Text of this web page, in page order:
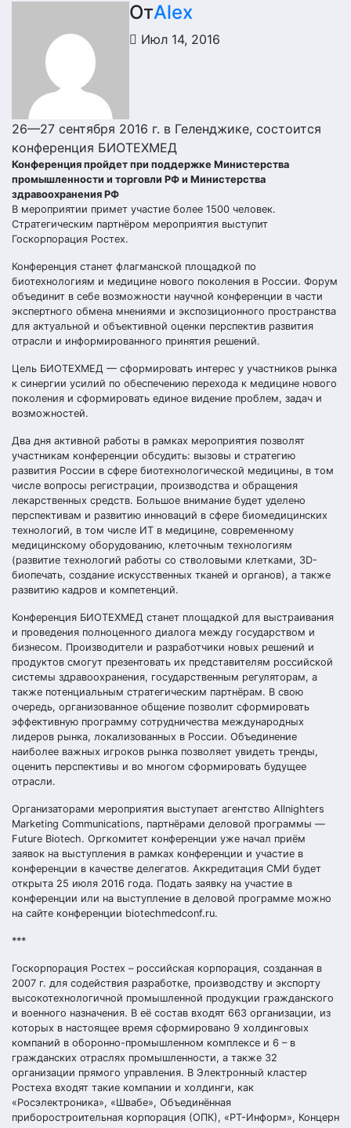
ОтAlex
Июл 14, 2016
26—27 сентября 2016 г. в Геленджике, состоится
конференция БИОТЕХМЕД
Конференция пройдет при поддержке Министерства
промышленности и торговли РФ и Министерства
здравоохранения РФ
В мероприятии примет участие более 1500 человек.
Стратегическим партнёром мероприятия выступит
Госкорпорация Ростех.
Конференция станет флагманской площадкой по
биотехнологиям и медицине нового поколения в России. Форум
объединит в себе возможности научной конференции в части
экспертного обмена мнениями и экспозиционного пространства
для актуальной и объективной оценки перспектив развития
отрасли и информированного принятия решений.
Цель БИОТЕХМЕД — сформировать интерес у участников рынка
к синергии усилий по обеспечению перехода к медицине нового
поколения и сформировать единое видение проблем, задач и
возможностей.
Два дня активной работы в рамках мероприятия позволят
участникам конференции обсудить: вызовы и стратегию
развития России в сфере биотехнологической медицины, в том
числе вопросы регистрации, производства и обращения
лекарственных средств. Большое внимание будет уделено
перспективам и развитию инноваций в сфере биомедицинских
технологий, в том числе ИТ в медицине, современному
медицинскому оборудованию, клеточным технологиям
(развитие технологий работы со стволовыми клетками, 3D-
биопечать, создание искусственных тканей и органов), а также
развитию кадров и компетенций.
Конференция БИОТЕХМЕД станет площадкой для выстраивания
и проведения полноценного диалога между государством и
бизнесом. Производители и разработчики новых решений и
продуктов смогут презентовать их представителям российской
системы здравоохранения, государственным регуляторам, а
также потенциальным стратегическим партнёрам. В свою
очередь, организованное общение позволит сформировать
эффективную программу сотрудничества международных
лидеров рынка, локализованных в России. Объединение
наиболее важных игроков рынка позволяет увидеть тренды,
оценить перспективы и во многом сформировать будущее
отрасли.
Организаторами мероприятия выступает агентство Allnighters
Marketing Communications, партнёрами деловой программы —
Future Biotech. Оргкомитет конференции уже начал приём
заявок на выступления в рамках конференции и участие в
конференции в качестве делегатов. Аккредитация СМИ будет
открыта 25 июля 2016 года. Подать заявку на участие в
конференции или на выступление в деловой программе можно
на сайте конференции biotechmedconf.ru.
***
Госкорпорация Ростех – российская корпорация, созданная в
2007 г. для содействия разработке, производству и экспорту
высокотехнологичной промышленной продукции гражданского
и военного назначения. В её состав входят 663 организации, из
которых в настоящее время сформировано 9 холдинговых
компаний в оборонно-промышленном комплексе и 6 – в
гражданских отраслях промышленности, а также 32
организации прямого управления. В Электронный кластер
Ростеха входят такие компании и холдинги, как
«Росэлектроника», «Швабе», Объединённая
приборостроительная корпорация (ОПК), «РТ-Информ», Концерн